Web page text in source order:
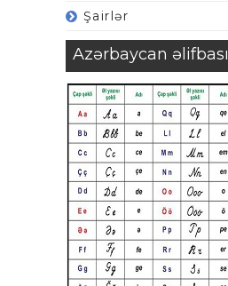
Şairlər
Azərbaycan əlifbası